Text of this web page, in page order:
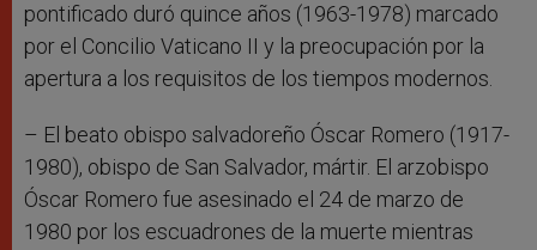
pontificado duró quince años (1963-1978) marcado
por el Concilio Vaticano II y la preocupación por la
apertura a los requisitos de los tiempos modernos.
– El beato obispo salvadoreño Óscar Romero (1917-
1980), obispo de San Salvador, mártir. El arzobispo
Óscar Romero fue asesinado el 24 de marzo de
1980 por los escuadrones de la muerte mientras